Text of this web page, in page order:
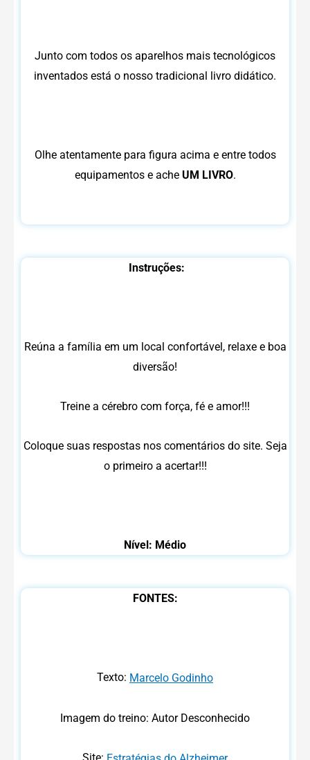
Junto com todos os aparelhos mais tecnológicos
inventados está o nosso tradicional livro didático.
Olhe atentamente para figura acima e entre todos
equipamentos e ache UM LIVRO.
Instruções:
Reúna a família em um local confortável, relaxe e boa
diversão!
Treine a cérebro com força, fé e amor!!!
Coloque suas respostas nos comentários do site. Seja
o primeiro a acertar!!!
Nível: Médio
FONTES:
Texto: Marcelo Godinho
Imagem do treino: Autor Desconhecido
Site: